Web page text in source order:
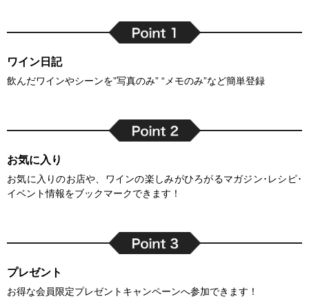
ワイン日記
飲んだワインやシーンを”写真のみ” “メモのみ”など簡単登録
お気に入り
お気に入りのお店や、ワインの楽しみがひろがるマガジン･レシピ･
イベント情報をブックマークできます！
プレゼント
お得な会員限定プレゼントキャンペーンへ参加できます！